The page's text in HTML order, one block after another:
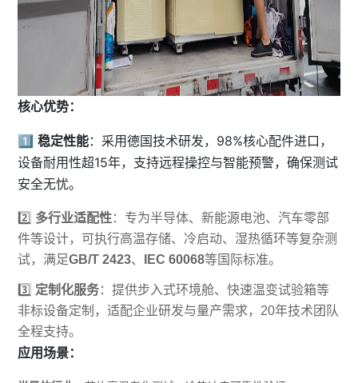
核心优势：
1️⃣稳定性能：采用德国技术研发，98%核心配件进口，
设备耐用性超15年，支持远程操控与智能预警，确保测试
安全无忧。
2️⃣ 多行业适配性：专为半导体、新能源电池、汽车零部
件等设计，可执行高温存储、冷启动、湿热循环等复杂测
试，满足GB/T 2423、 IEC 60068等国际标准。
3️⃣ 定制化服务：提供步入式环境舱、快速温变试验箱等
非标设备定制，适配企业研发与量产需求，20年技术团队
全程支持。
应用场景：